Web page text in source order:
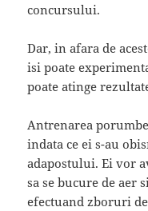
concursului.
Dar, in afara de
isi poate
poate atinge
Antrenarea
indata ce ei s-au
adapostului. Ei vor
sa se bucure de aer
efectuand zboruri